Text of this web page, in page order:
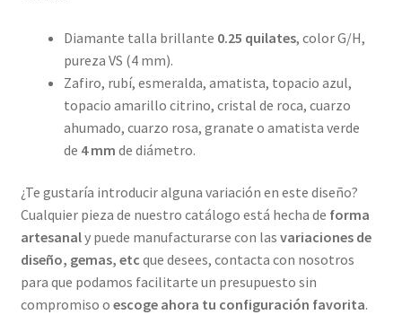
Diamante talla brillante 0.25 quilates, color G/H,
pureza VS (4 mm).
Zafiro, rubí, esmeralda, amatista, topacio azul,
topacio amarillo citrino, cristal de roca, cuarzo
ahumado, cuarzo rosa, granate o amatista verde
de 4 mm de diámetro.
¿Te gustaría introducir alguna variación en este diseño?
Cualquier pieza de nuestro catálogo está hecha de forma
artesanaly puede manufacturarse con las variaciones de
diseño, gemas, etc que desees, contacta con nosotros
para que podamos facilitarte un presupuesto sin
compromiso o escoge ahora tu configuración favorita.